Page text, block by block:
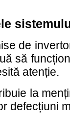
de
să
atenție.
la
defecțiuni